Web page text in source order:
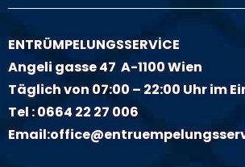
ENTRÜMPELUNGSSERVİCE
Angeli gasse 47 A-1100 Wien
Täglich von 07:00 – 22:00 Uhr im
Tel :0664 22 27 006
Email: